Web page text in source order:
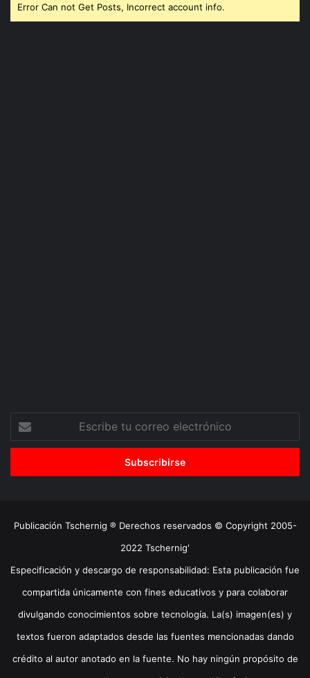
Error Can not Get Posts, Incorrect account info.
correo
Publicación Tschernig ® Derechos reservados © Copyright 2005-
2022 Tschernig'
Especificación y descargo de responsabilidad: Esta publicación fue
compartida únicamente con fines educativos y para colaborar
divulgando conocimientos sobre tecnología. La(s) imagen(es) y
textos fueron adaptados desde las fuentes mencionadas dando
crédito al autor anotado en la fuente. No hay ningún propósito de